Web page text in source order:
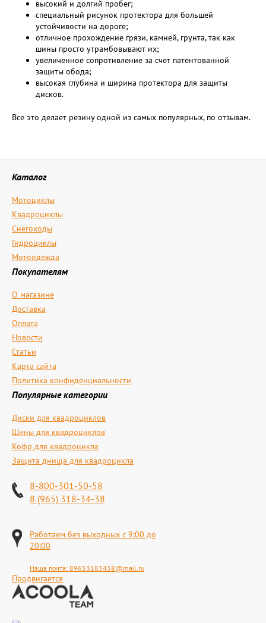
высокий и долгий пробег;
специальный рисунок протектора для большей
устойчивости на дороге;
отличное прохождение грязи, камней, грунта, так как
шины просто утрамбовывают их;
увеличенное сопротивление за счет патентованной
защиты обода;
высокая глубина и ширина протектора для защиты
дисков.
Все это делает резину одной из самых популярных, по отзывам.
Каталог
Мотоциклы
Квадроциклы
Снегоходы
Гидроциклы
Мотоодежда
Покупателям
О магазине
Доставка
Оплата
Новости
Статьи
Карта сайта
Политика конфиденциальности
Популярные категории
Диски для квадроциклов
Шины для квадроциклов
Кофр для квадроцикла
Защита днища для квадроцикла
8-800-301-50-58
8 (965) 318-34-38
Работаем без выходных с 9:00 до
20:00
Наша почта: 89653183438@mail.ru
Продвигается